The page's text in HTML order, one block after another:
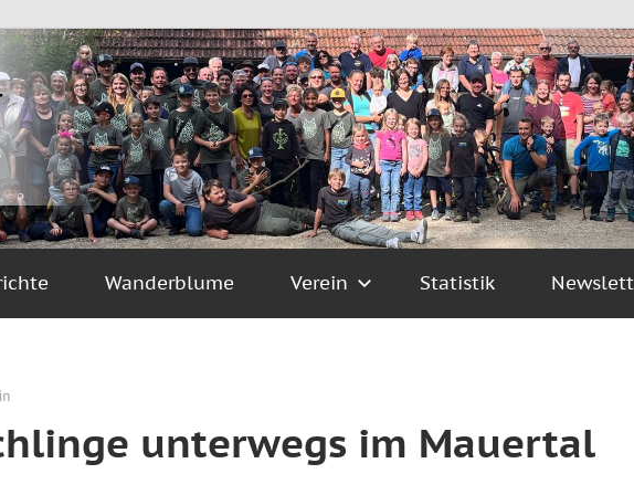
Wanderblume Verein Statistik
unterwegs im Mauertal